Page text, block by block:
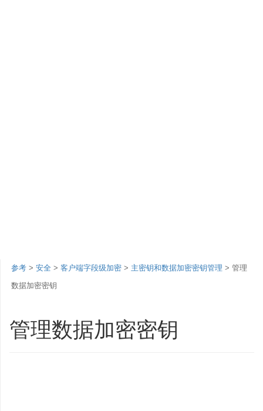
参考 > 安全 > 客户端字段级加密 > 主密钥和数据加密密钥管理 > 管理
数据加密密钥
管理数据加密密钥